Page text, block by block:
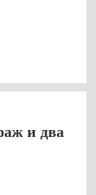
и два